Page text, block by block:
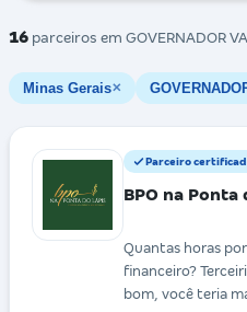
16 parceiros em GOVERNADOR
Minas Gerais✕
Parceiro
BPO na Ponta
Quantas horas
financeiro?
bom, você teria